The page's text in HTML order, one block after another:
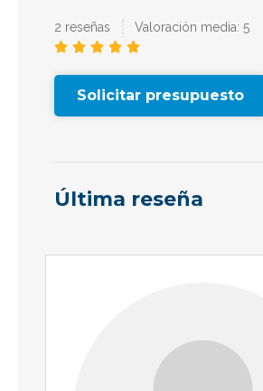
2 reseñas Valoración media: 5
    
Solicitar presupuesto
Última reseña